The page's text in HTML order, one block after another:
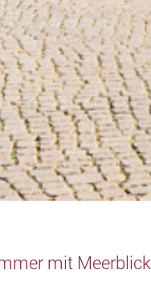
mit Meerblick